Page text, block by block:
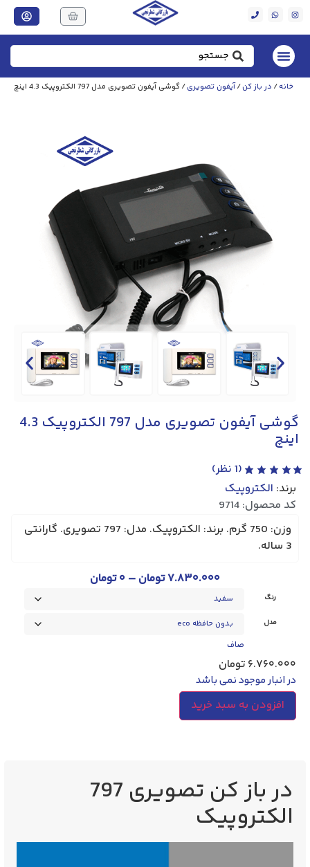
خانه/ در باز کن/آیفون تصویری/ گوشی آیفون تصویری مدل 797 الکتروپیک 4.3 اینچ
گوشی آیفون تصویری مدل 797 الکتروپیک 4.3
اینچ
(
1 نظر)
برند: الکتروپیک
کد محصول: 9714
وزن: 750 گرم. برند: الکتروپیک. مدل: 797 تصویری. گارانتی
3 ساله.
۷.۸۳۰.۰۰۰تومان – ۰تومان
رنگ
مدل
صاف
۶.۷۶۰.۰۰۰ تومان
در انبار موجود نمی باشد
افزودن به سبد خرید
در باز کن تصویری 797
الکتروپیک